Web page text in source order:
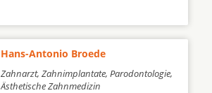
Hans-Antonio Broede
Zahnarzt, Zahnimplantate, Parodontologie,
Ästhetische Zahnmedizin